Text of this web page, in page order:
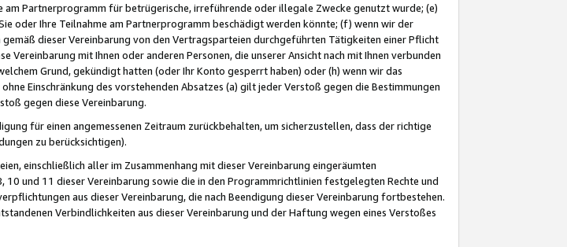
Partnerprogramm für betrügerische, irreführende oder illegale Zwecke genutzt wurde; (e)
oder Ihre Teilnahme am Partnerprogramm beschädigt werden könnte; (f) wenn wir der
dieser Vereinbarung von den Vertragsparteien durchgeführten Tätigkeiten einer Pflicht
mit Ihnen oder anderen Personen, die unserer Ansicht nach mit Ihnen verbunden
Grund, gekündigt hatten (oder Ihr Konto gesperrt haben) oder (h) wenn wir das
Einschränkung des vorstehenden Absatzes (a) gilt jeder Verstoß gegen die Bestimmungen
gegen diese Vereinbarung.
für einen angemessenen Zeitraum zurückbehalten, um sicherzustellen, dass der richtige
zu berücksichtigen).
einschließlich aller im Zusammenhang mit dieser Vereinbarung eingeräumten
und 11 dieser Vereinbarung sowie die in den Programmrichtlinien festgelegten Rechte und
aus dieser Vereinbarung, die nach Beendigung dieser Vereinbarung fortbestehen.
Verbindlichkeiten aus dieser Vereinbarung und der Haftung wegen eines Verstoßes